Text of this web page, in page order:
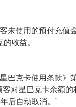
使用的预付充值
收益。
克卡使用条款》
客对星巴克卡余额
后自动取消。”